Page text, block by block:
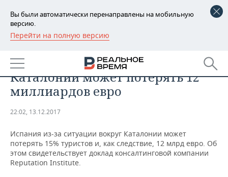
Вы были автоматически перенаправлены на мобильную
версию.
Перейти на полную версию
РЕГИОНЫ
БАШКОРТОСТАН
ТАТАРСТАН
НОВОСТИ
АНАЛИТИКА
ДЕКЛАРАЦИИ О ДОХОДАХ
КОРОЛИ ГОСЗАКАЗА ПФО
НОВОСТИ ЭКОНОМИКИ
ФИНАНСЫ
ПРОМЫШЛЕННОСТЬ
НОВОСТИ
ПРОМЫШЛЕННОСТИ
НЕДВИЖИМОСТЬ
Испания из-за ситуации вокруг
Каталонии может потерять 12
миллиардов евро
22:02, 13.12.2017
Испания из-за ситуации вокруг Каталонии может
потерять 15% туристов и, как следствие, 12 млрд евро. Об
этом свидетельствует доклад консалтинговой компании
Reputation Institute.